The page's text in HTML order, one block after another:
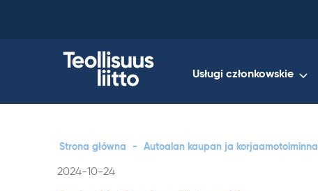
Usługi członkowskie
Strona główna - Autoalan kaupan ja
Kirjoitettu
2024-10-24